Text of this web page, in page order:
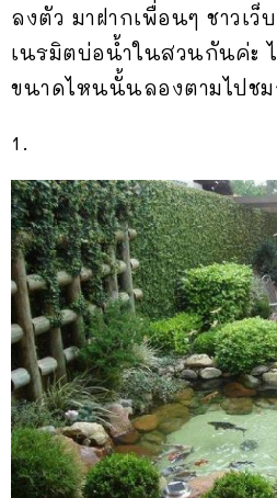
ลงตัว มาฝากเพื่อนๆ ชาวเว็
เนรมิตบ่อน้ำในสวนกันค่ะ ไ
ขนาดไหนนั้นลองตามไปช
1.